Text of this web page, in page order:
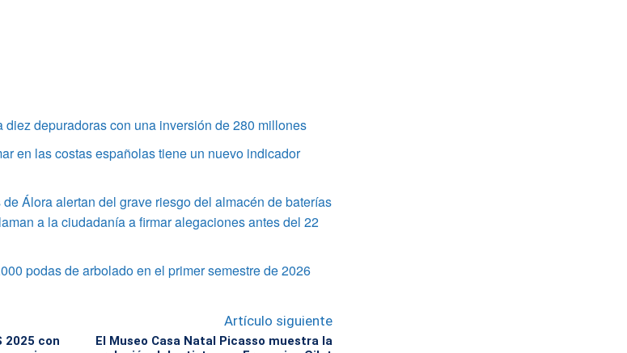
diez depuradoras con una inversión de 280 millones
en las costas españolas tiene un nuevo indicador
Álora alertan del grave riesgo del almacén de baterías
a la ciudadanía a firmar alegaciones antes del 22
podas de arbolado en el primer semestre de 2026
2025 con
Artículo siguiente
El Museo Casa Natal Picasso muestra la